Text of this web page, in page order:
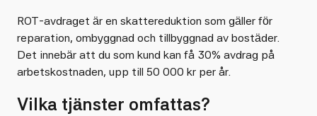
ROT-avdraget är en skattereduktion som gäller för
reparation, ombyggnad och tillbyggnad av bostäder.
Det innebär att du som kund kan få 30% avdrag på
arbetskostnaden, upp till 50 000 kr per år.
Vilka tjänster omfattas?